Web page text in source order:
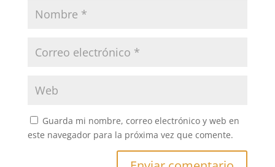
Guarda mi nombre, correo electrónico y web en
este navegador para la próxima vez que comente.